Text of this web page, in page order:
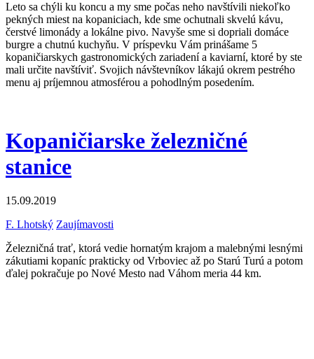
Leto sa chýli ku koncu a my sme počas neho navštívili niekoľko
pekných miest na kopaniciach, kde sme ochutnali skvelú kávu,
čerstvé limonády a lokálne pivo. Navyše sme si dopriali domáce
burgre a chutnú kuchyňu. V príspevku Vám prinášame 5
kopaničiarskych gastronomických zariadení a kaviarní, ktoré by ste
mali určite navštíviť. Svojich návštevníkov lákajú okrem pestrého
menu aj príjemnou atmosférou a pohodlným posedením.
Kopaničiarske železničné
stanice
15.09.2019
F. Lhotský Zaujímavosti
Železničná trať, ktorá vedie hornatým krajom a malebnými lesnými
zákutiami kopaníc prakticky od Vrboviec až po Starú Turú a potom
ďalej pokračuje po Nové Mesto nad Váhom meria 44 km.